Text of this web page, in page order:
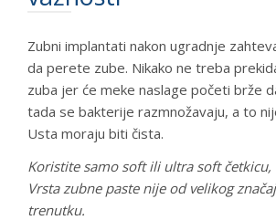
Zubni implantati nakon ugradnje
da perete zube. Nikako ne treba
zuba jer će meke naslage početi brže
tada se bakterije razmnožavaju, a to
Usta moraju biti čista.
Koristite samo soft ili ultra soft
Vrsta zubne paste nije od velikog
trenutku.